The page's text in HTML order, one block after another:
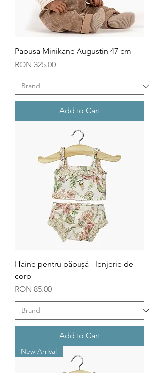
Papusa Minikane Augustin 47 cm
Price
RON 325.00
Add to Cart
Haine pentru păpușă - lenjerie de
corp
Price
RON 85.00
Add to Cart
New Arrival